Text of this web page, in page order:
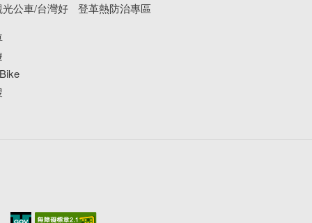
公車/台灣好
登革熱防治專區